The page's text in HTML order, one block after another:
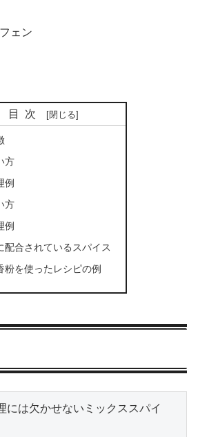
ェン
目次
方
例
方
例
配合されているスパイス
粉を使ったレシピの例
には欠かせないミックススパイ